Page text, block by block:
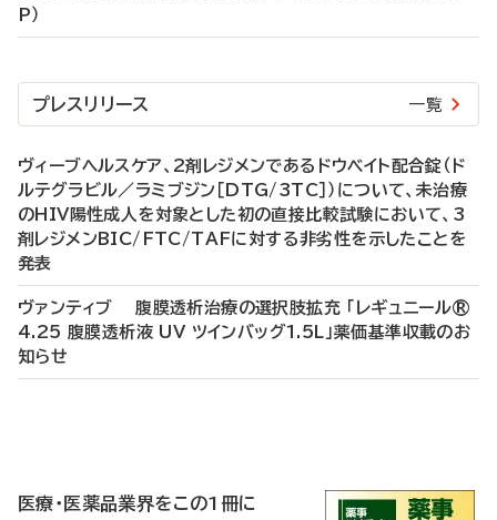
P）
プレスリリース 一覧
ヴィーブヘルスケア、2剤レジメンであるドウベイト配合錠（ド
ルテグラビル／ラミブジン［DTG/3TC］）について、未治療
のHIV陽性成人を対象とした初の直接比較試験において、3
剤レジメンBIC/FTC/TAFに対する非劣性を示したことを
発表
ヴァンティブ 腹膜透析治療の選択肢拡充 「レギュニール®
4.25 腹膜透析液 UV ツインバッグ1.5L」薬価基準収載のお
知らせ
医療・医薬品業界をこの1冊に